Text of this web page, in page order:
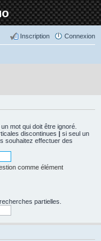
Connexion
Inscription
mot qui doit être ignoré.
discontinues | si seul un
souhaitez effectuer des
comme élément
partielles.